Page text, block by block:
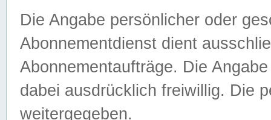
Die Angabe persönlicher oder
Abonnementdienst dient
Abonnementaufträge. Die
dabei ausdrücklich freiwillig. Die
weitergegeben.